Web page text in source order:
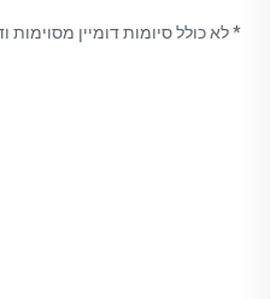
* לא כולל סיומות דומיין מסוימות